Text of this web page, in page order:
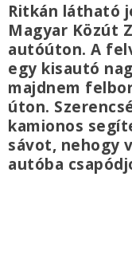
Ritkán látható
Magyar Közút
autóúton. A
egy kisautó
majdnem
úton.
kamionos
sávot, nehogy
autóba